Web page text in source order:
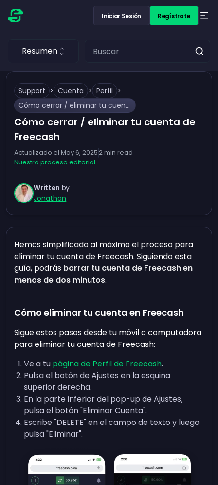
Iniciar Sesión Regístrate
Resumen
Support > Cuenta > Perfil >
Cómo cerrar / eliminar tu cuenta de Freecash
Cómo cerrar / eliminar tu cuenta de
Freecash
Actualizado el May 6, 20252min read
Nuestro proceso editorial
Written by
Jonathan
Hemos simplificado al máximo el proceso para
eliminar tu cuenta de Freecash. Siguiendo esta
guía, podrás borrar tu cuenta de Freecash en
menos de dos minutos.
Cómo eliminar tu cuenta en Freecash
Sigue estos pasos desde tu móvil o computadora
para eliminar tu cuenta de Freecash:
Ve a tu página de Perfil de Freecash.
Pulsa el botón de Ajustes en la esquina
superior derecha.
En la parte inferior del pop-up de Ajustes,
pulsa el botón "Eliminar Cuenta".
Escribe "DELETE" en el campo de texto y luego
pulsa "Eliminar".